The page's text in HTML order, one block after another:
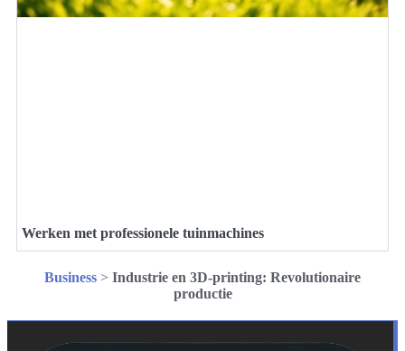
Werken met professionele tuinmachines
Business > Industrie en 3D-printing: Revolutionaire
productie